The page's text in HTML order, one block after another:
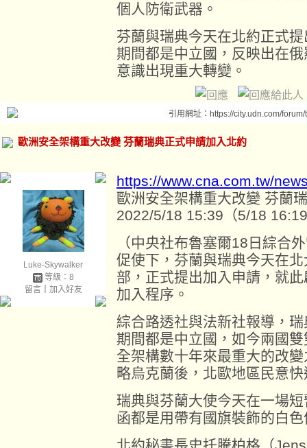
個人防衛武器。
芬蘭與瑞典今天在北約正式
期間都是中立國，反映出在
意識出現重大轉變。
引用網址：https://city.udn.com/
歐洲安全架構重大改變 芬蘭瑞典正式申請加入北約
Luke-Skywalker
等級：8
留言｜ 加入好友
https://www.cna.com.tw/
歐洲安全架構重大改變 芬蘭
2022/5/18 15:39（5/18
（中央社布魯塞爾18日綜合
促使下，芬蘭與瑞典今天在
部，正式提出加入申請，就
加入程序。
綜合路透社與法新社報導，
期間都是中立國，如今兩國
全架構數十年來最重大的改
略烏克蘭後，北歐地區民意
瑞典與芬蘭大使今天在一場
函都是用帶有國旗裝飾的白